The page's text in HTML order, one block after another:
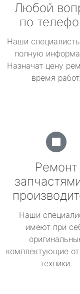
Любой
по
Наши
полную
Назначат цену
время работ.
Ремонт
Наши
имеют при
комплектующие
техники.